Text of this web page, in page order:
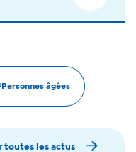
âgées
toutes les actus